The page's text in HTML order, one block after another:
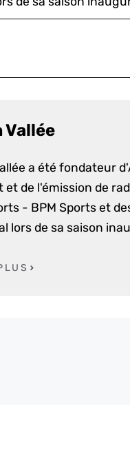
Vallée
a été fondateur
et de l'émission de
- BPM Sports et
lors de sa saison